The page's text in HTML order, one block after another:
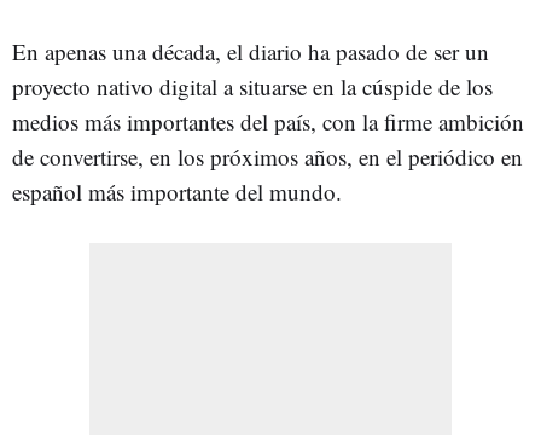
En apenas una década, el diario ha pasado de ser un
proyecto nativo digital a situarse en la cúspide de los
medios más importantes del país, con la firme ambición
de convertirse, en los próximos años, en el periódico en
español más importante del mundo.